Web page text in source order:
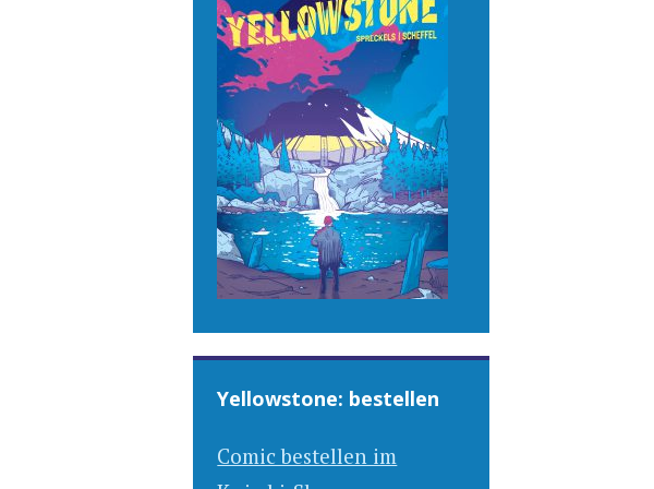
Yellowstone: bestellen
Comic bestellen im